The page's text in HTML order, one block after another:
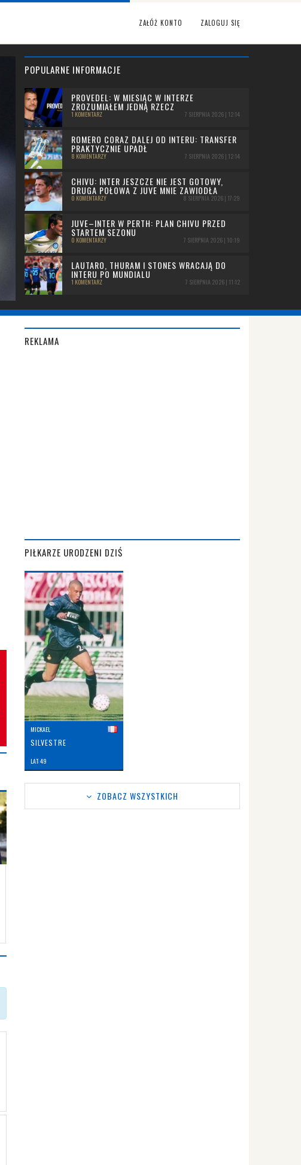
ZAŁÓŻ KONTO ZALOGUJ SIĘ
POPULARNE INFORMACJE
PROVEDEL: W MIESIĄC W INTERZE
ZROZUMIAŁEM JEDNĄ RZECZ
1 KOMENTARZ 7 SIERPNIA 2026 | 12:14
ROMERO CORAZ DALEJ OD INTERU: TRANSFER
PRAKTYCZNIE UPADŁ
8 KOMENTARZY 7 SIERPNIA 2026 | 12:14
CHIVU: INTER JESZCZE NIE JEST GOTOWY,
DRUGA POŁOWA Z JUVE MNIE ZAWIODŁA
0 KOMENTARZY 8 SIERPNIA 2026 | 17:29
JUVE–INTER W PERTH: PLAN CHIVU PRZED
STARTEM SEZONU
0 KOMENTARZY 7 SIERPNIA 2026 | 10:19
LAUTARO, THURAM I STONES WRACAJĄ DO
INTERU PO MUNDIALU
1 KOMENTARZ 7 SIERPNIA 2026 | 11:12
REKLAMA
PIŁKARZE URODZENI DZIŚ
MICKAEL
SILVESTRE
LAT: 49
ZOBACZ WSZYSTKICH